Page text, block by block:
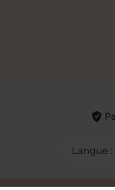
Langue :